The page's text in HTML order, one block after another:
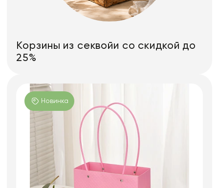
Корзины из секвойи со скидкой до
25%
Новинка